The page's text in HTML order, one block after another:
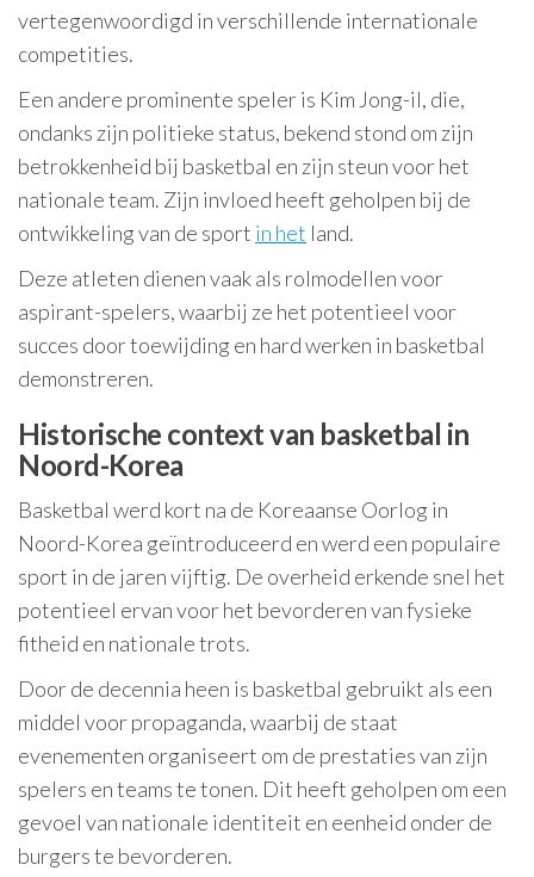
vertegenwoordigd in verschillende internationale
competities.
Een andere prominente speler is Kim Jong-il, die,
ondanks zijn politieke status, bekend stond om zijn
betrokkenheid bij basketbal en zijn steun voor het
nationale team. Zijn invloed heeft geholpen bij de
ontwikkeling van de sport in het land.
Deze atleten dienen vaak als rolmodellen voor
aspirant-spelers, waarbij ze het potentieel voor
succes door toewijding en hard werken in basketbal
demonstreren.
Historische context van basketbal in
Noord-Korea
Basketbal werd kort na de Koreaanse Oorlog in
Noord-Korea geïntroduceerd en werd een populaire
sport in de jaren vijftig. De overheid erkende snel het
potentieel ervan voor het bevorderen van fysieke
fitheid en nationale trots.
Door de decennia heen is basketbal gebruikt als een
middel voor propaganda, waarbij de staat
evenementen organiseert om de prestaties van zijn
spelers en teams te tonen. Dit heeft geholpen om een
gevoel van nationale identiteit en eenheid onder de
burgers te bevorderen.